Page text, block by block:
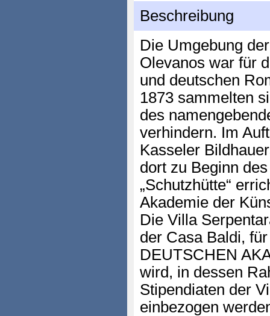
Beschreibung
Die Umgebung
Olevanos war für
und deutschen
1873 sammelten
des
verhindern. Im
Kasseler
dort zu Beginn
„Schutzhütte“
Akademie der
Die Villa
der Casa Baldi,
DEUTSCHEN
wird, in dessen
Stipendiaten der
einbezogen